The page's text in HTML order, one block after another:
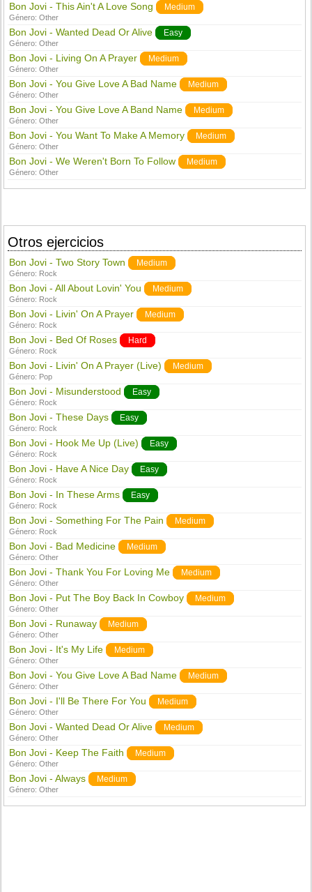
Bon Jovi - This Ain't A Love Song Medium
Género:Other
Bon Jovi - Wanted Dead Or Alive Easy
Género:Other
Bon Jovi - Living On A Prayer Medium
Género:Other
Bon Jovi - You Give Love A Bad Name Medium
Género:Other
Bon Jovi - You Give Love A Band Name Medium
Género:Other
Bon Jovi - You Want To Make A Memory Medium
Género:Other
Bon Jovi - We Weren't Born To Follow Medium
Género:Other
Otros ejercicios
Bon Jovi - Two Story Town Medium
Género: Rock
Bon Jovi - All About Lovin' You Medium
Género: Rock
Bon Jovi - Livin' On A Prayer Medium
Género: Rock
Bon Jovi - Bed Of Roses Hard
Género: Rock
Bon Jovi - Livin' On A Prayer (Live) Medium
Género: Pop
Bon Jovi - Misunderstood Easy
Género: Rock
Bon Jovi - These Days Easy
Género: Rock
Bon Jovi - Hook Me Up (Live) Easy
Género: Rock
Bon Jovi - Have A Nice Day Easy
Género: Rock
Bon Jovi - In These Arms Easy
Género: Rock
Bon Jovi - Something For The Pain Medium
Género: Rock
Bon Jovi - Bad Medicine Medium
Género:Other
Bon Jovi - Thank You For Loving Me Medium
Género:Other
Bon Jovi - Put The Boy Back In Cowboy Medium
Género:Other
Bon Jovi - Runaway Medium
Género:Other
Bon Jovi - It's My Life Medium
Género:Other
Bon Jovi - You Give Love A Bad Name Medium
Género:Other
Bon Jovi - I'll Be There For You Medium
Género:Other
Bon Jovi - Wanted Dead Or Alive Medium
Género:Other
Bon Jovi - Keep The Faith Medium
Género:Other
Bon Jovi - Always Medium
Género:Other